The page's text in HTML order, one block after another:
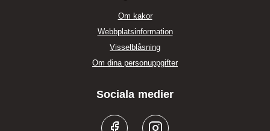
Om kakor
Webbplatsinformation
Visselblåsning
Om dina personuppgifter
Sociala medier